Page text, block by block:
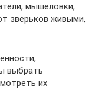
мышеловки,
зверьков живыми,
выбрать
их